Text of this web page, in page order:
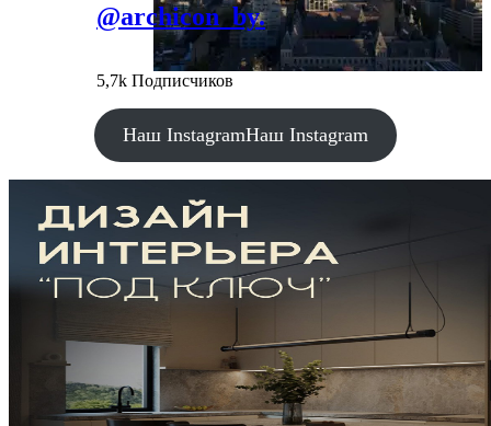
@archicon_by.
5,7k Подписчиков
Наш InstagramНаш Instagram